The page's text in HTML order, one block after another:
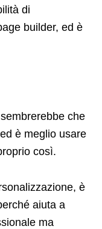
di
builder, ed è
che
è meglio usare
così.
è
aiuta a
ma